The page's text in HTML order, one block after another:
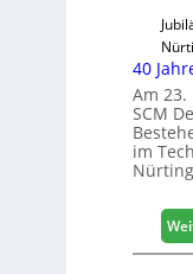
40
Am
SCM
im